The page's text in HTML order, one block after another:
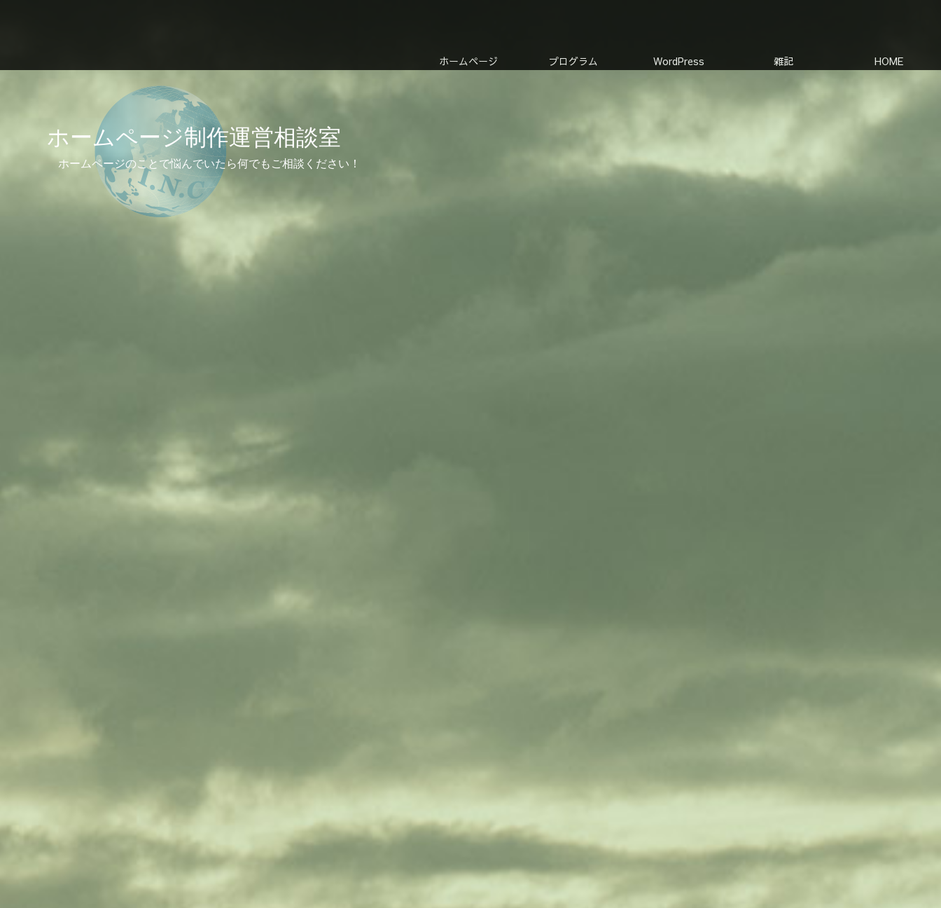
ホームページ プログラム WordPress 雑記 HOME
ホームページ制作運営相談室
ホームページのことで悩んでいたら何でもご相談ください！